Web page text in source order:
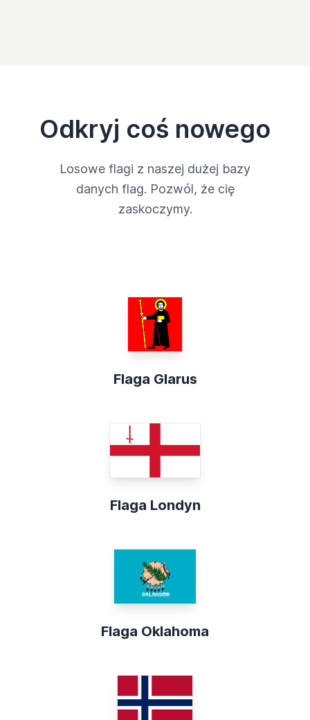
Odkryj coś nowego
Losowe flagi z naszej dużej bazy
danych flag. Pozwól, że cię
zaskoczymy.
Flaga Glarus
Flaga Londyn
Flaga Oklahoma